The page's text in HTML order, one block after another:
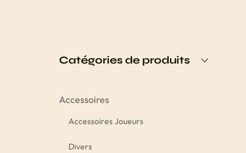
Catégories de produits
Accessoires
Accessoires Joueurs
Divers